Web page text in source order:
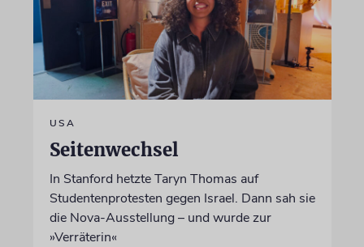
USA
Seitenwechsel
In Stanford hetzte Taryn Thomas auf
Studentenprotesten gegen Israel. Dann sah sie
die Nova-Ausstellung – und wurde zur
»Verräterin«